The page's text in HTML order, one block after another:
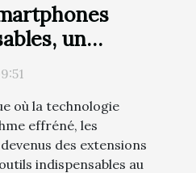
un
où la technologie
effréné, les
des extensions
indispensables au